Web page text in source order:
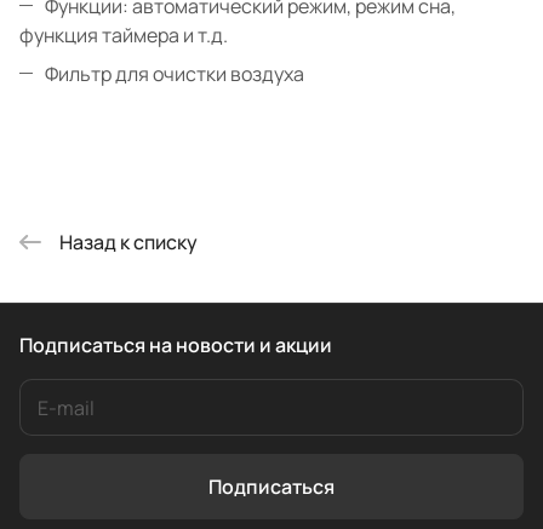
Функции: автоматический режим, режим сна,
функция таймера и т.д.
Фильтр для очистки воздуха
Назад к списку
Подписаться на новости и акции
Подписаться